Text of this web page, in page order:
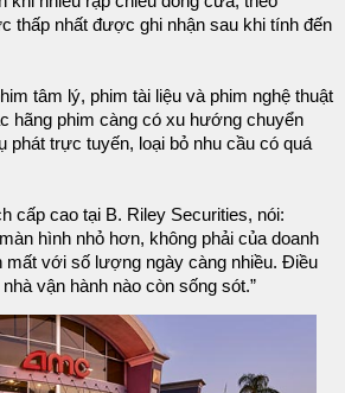
thấp nhất được ghi nhận sau khi tính đến
tâm lý, phim tài liệu và phim nghệ thuật
hãng phim càng có xu hướng chuyển
phát trực tuyến, loại bỏ nhu cầu có quá
cấp cao tại B. Riley Securities, nói:
hình nhỏ hơn, không phải của doanh
mất với số lượng ngày càng nhiều. Điều
vận hành nào còn sống sót.”